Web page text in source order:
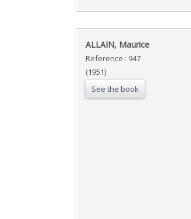
‎ALLAIN, Maurice ‎
Reference : 947
(1951)
See the book